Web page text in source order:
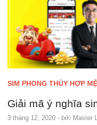
SIM PHONG THỦY HỢP
Giải mã ý nghĩa
3 tháng 12, 2020 - bởi Master